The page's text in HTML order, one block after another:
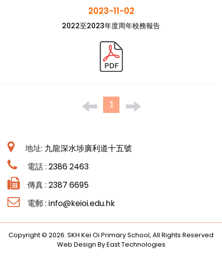
2023-11-02
2022至2023年度周年校務報告
1
地址: 九龍深水埗廣利道十五號
電話 : 2386 2463
傳真 : 2387 6695
電郵 : info@keioi.edu.hk
Copyright © 2026. SKH Kei Oi Primary School, All Rights Reserved
Web Design By East Technologies